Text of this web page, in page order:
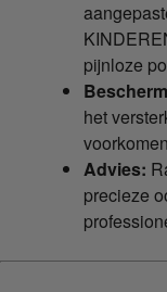
pijnloze
het
Advies:
precieze